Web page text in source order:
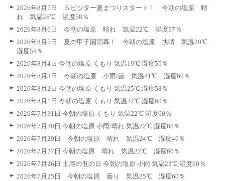
2026年8月7日 Ｓビジター夏まつりスタート！ 今朝の塩原 晴
れ 気温26℃ 湿度58％
2026年8月6日 今朝の塩原 晴れ 気温22℃ 湿度57％
2026年8月5日 夏の甲子園開幕！ 今朝の塩原 快晴 気温20℃
湿度55％
2026年8月4日 今朝の塩原 くもり 気温19℃ 湿度55％
2026年8月3日 今朝の塩原 小雨/曇 気温21℃ 湿度60％
2026年8月2日 今朝の塩原 くもり 気温25℃ 湿度58％
2026年8月1日 今朝の塩原 くもり 気温22℃ 湿度60％
2026年7月31日 今朝の塩原 くもり 気温22℃ 湿度60％
2026年7月30日 今朝の塩原 小雨/晴れ 気温22℃ 湿度60％
2026年7月29日 今朝の塩原 晴れ 気温24℃ 湿度46％
2026年7月27日 今朝の塩原 晴れ 気温22℃ 湿度60％
2026年7月26日 土用の丑の日 今朝の塩原 小雨 気温23℃ 湿度60％
2026年7月25日 今朝の塩原 曇り 気温25℃ 湿度60％